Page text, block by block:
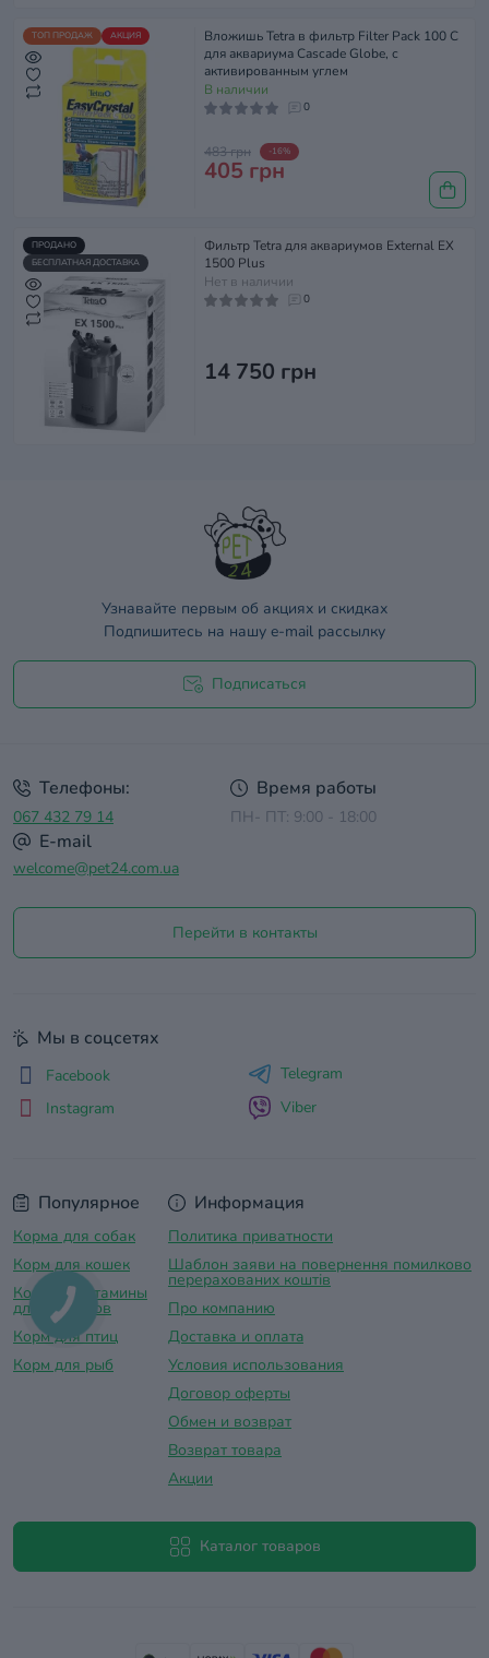
ТОП ПРОДАЖ АКЦИЯ
Вложишь Tetra в фильтр Filter Pack 100 C
для аквариума Cascade Globe, с
активированным углем
В наличии
0
483 грн -16%
405 грн
ПРОДАНО
БЕСПЛАТНАЯ ДОСТАВКА
Фильтр Tetra для аквариумов External EX
1500 Plus
Нет в наличии
0
14 750 грн
Узнавайте первым об акциях и скидках
Подпишитесь на нашу e-mail рассылку
Подписаться
Телефоны:
067 432 79 14
Время работы
ПН- ПТ: 9:00 - 18:00
E-mail
welcome@pet24.com.ua
Перейти в контакты
Популярное
Корма для собак
Корм для кошек
Корма и витамины
для грызунов
Корм для птиц
Корм для рыб
Информация
Политика приватности
Шаблон заяви на повернення помилково
перерахованих коштів
Про компанию
Доставка и оплатa
Условия использования
Договор оферты
Обмен и возврат
Возврат товара
Акции
Каталог товаров
Мы в соцсетях
Facebook
Instagram
Telegram
Viber